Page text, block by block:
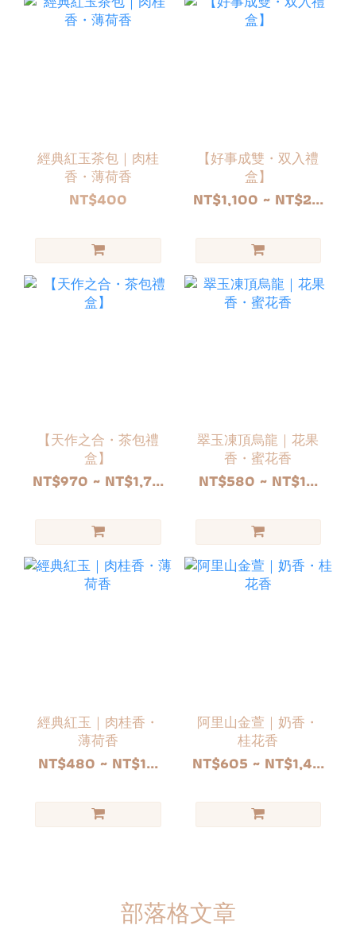
經典紅玉茶包｜肉桂
香・薄荷香
NT$400
【好事成雙・双入禮
盒】
NT$1,100 ~ NT$2...
【天作之合・茶包禮
盒】
NT$970 ~ NT$1,7...
翠玉凍頂烏龍｜花果
香・蜜花香
NT$580 ~ NT$1...
經典紅玉｜肉桂香・
薄荷香
NT$480 ~ NT$1...
阿里山金萱｜奶香・
桂花香
NT$605 ~ NT$1,4...
部落格文章